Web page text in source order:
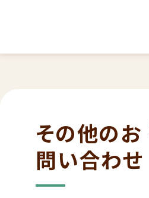
その他のお
問い合わせ